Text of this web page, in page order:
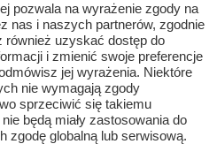
pozwala na wyrażenie zgody na
nas i naszych partnerów, zgodnie
uzyskać dostęp do
i zmienić swoje preferencje
jej wyrażenia. Niektóre
nie wymagają zgody
sprzeciwić się takiemu
będą miały zastosowania do
zgodę globalną lub serwisową.